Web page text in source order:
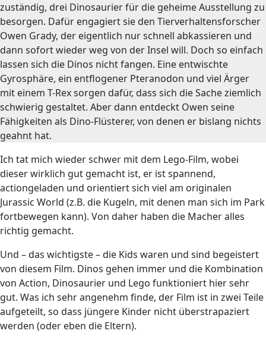
zuständig, drei Dinosaurier für die geheime Ausstellung zu
besorgen. Dafür engagiert sie den Tierverhaltensforscher
Owen Grady, der eigentlich nur schnell abkassieren und
dann sofort wieder weg von der Insel will. Doch so einfach
lassen sich die Dinos nicht fangen. Eine entwischte
Gyrosphäre, ein entflogener Pteranodon und viel Ärger
mit einem T-Rex sorgen dafür, dass sich die Sache ziemlich
schwierig gestaltet. Aber dann entdeckt Owen seine
Fähigkeiten als Dino-Flüsterer, von denen er bislang nichts
geahnt hat.
Ich tat mich wieder schwer mit dem Lego-Film, wobei
dieser wirklich gut gemacht ist, er ist spannend,
actiongeladen und orientiert sich viel am originalen
Jurassic World (z.B. die Kugeln, mit denen man sich im Park
fortbewegen kann). Von daher haben die Macher alles
richtig gemacht.
Und – das wichtigste – die Kids waren und sind begeistert
von diesem Film. Dinos gehen immer und die Kombination
von Action, Dinosaurier und Lego funktioniert hier sehr
gut. Was ich sehr angenehm finde, der Film ist in zwei Teile
aufgeteilt, so dass jüngere Kinder nicht überstrapaziert
werden (oder eben die Eltern).